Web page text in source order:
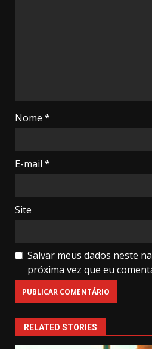
Nome *
E-mail *
Site
Salvar meus dados neste
próxima vez que eu
RELATED STORIES